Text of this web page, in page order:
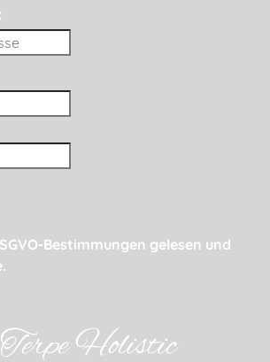
Bestimmungen gelesen und
Holistic